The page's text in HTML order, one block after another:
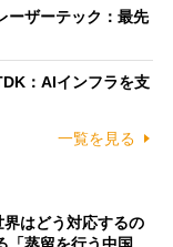
ーザーテック：最先
：AIインフラを支
一覧を見る
はどう対応するの